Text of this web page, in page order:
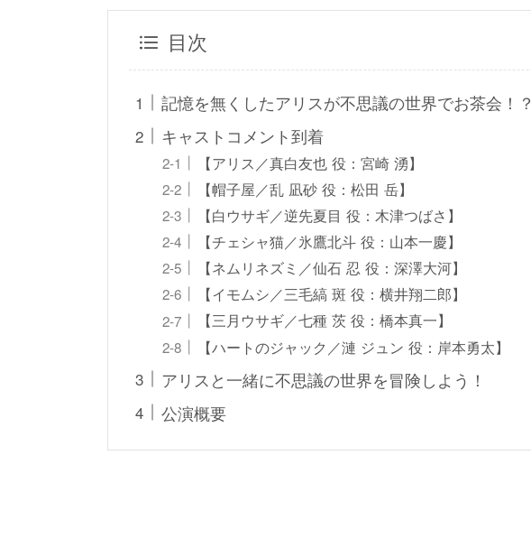
目次
記憶を無くしたアリスが不思議の世界でお茶会！？
キャストコメント到着
【アリス／真白友也 役：宮崎 湧】
【帽子屋／乱 凪砂 役：松田 岳】
【白ウサギ／逆先夏目 役：木津つばさ】
【チェシャ猫／氷鷹北斗 役：山本一慶】
【ネムリネズミ／仙石 忍 役：深澤大河】
【イモムシ／三毛縞 斑 役：横井翔二郎】
【三月ウサギ／七種 茨 役：橋本真一】
【ハートのジャック／漣 ジュン 役：岸本勇太】
アリスと一緒に不思議の世界を冒険しよう！
公演概要